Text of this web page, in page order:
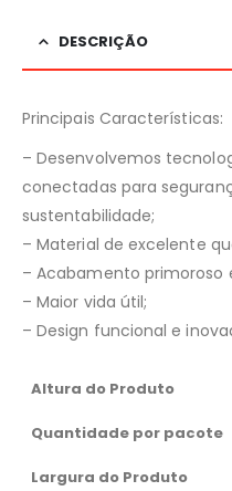
DESCRIÇÃO
Principais Características:
– Desenvolvemos
conectadas para
sustentabilidade;
– Material de excelente
– Acabamento primoroso
– Maior vida útil;
– Design funcional e
Altura do Produto
Quantidade por pacote
Largura do Produto